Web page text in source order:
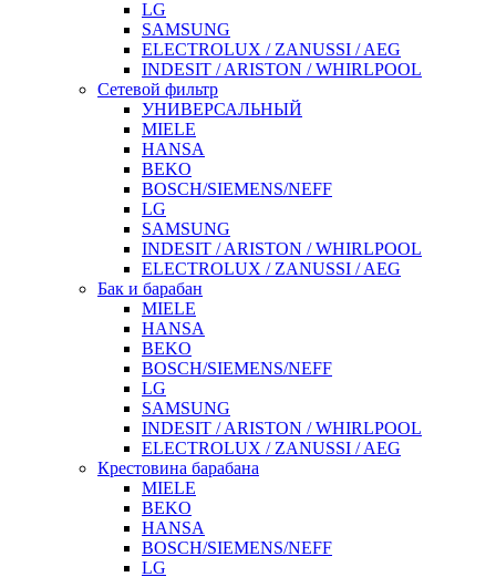
LG
SAMSUNG
ELECTROLUX / ZANUSSI / AEG
INDESIT / ARISTON / WHIRLPOOL
Сетевой фильтр
УНИВЕРСАЛЬНЫЙ
MIELE
HANSA
BEKO
BOSCH/SIEMENS/NEFF
LG
SAMSUNG
INDESIT / ARISTON / WHIRLPOOL
ELECTROLUX / ZANUSSI / AEG
Бак и барабан
MIELE
HANSA
BEKO
BOSCH/SIEMENS/NEFF
LG
SAMSUNG
INDESIT / ARISTON / WHIRLPOOL
ELECTROLUX / ZANUSSI / AEG
Крестовина барабана
MIELE
BEKO
HANSA
BOSCH/SIEMENS/NEFF
LG